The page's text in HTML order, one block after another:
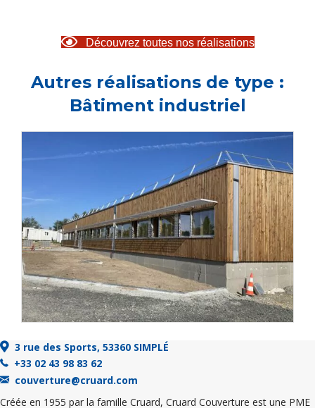
Découvrez toutes nos réalisations
Autres réalisations de type :
Bâtiment industriel
3 rue des Sports, 53360 SIMPLÉ
+33 02 43 98 83 62
couverture@cruard.com
Créée en 1955 par la famille Cruard, Cruard Couverture est une PME